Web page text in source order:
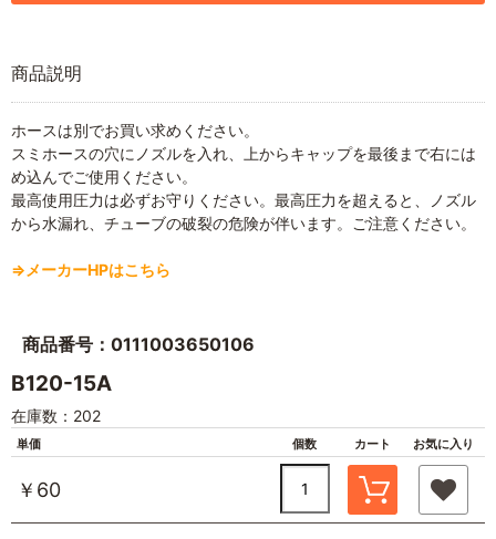
商品説明
ホースは別でお買い求めください。
スミホースの穴にノズルを入れ、上からキャップを最後まで右には
め込んでご使用ください。
最高使用圧力は必ずお守りください。最高圧力を超えると、ノズル
から水漏れ、チューブの破裂の危険が伴います。ご注意ください。
⇒メーカーHPはこちら
商品番号：0111003650106
B120-15A
在庫数：202
単価 個数 カート お気に入り
￥60